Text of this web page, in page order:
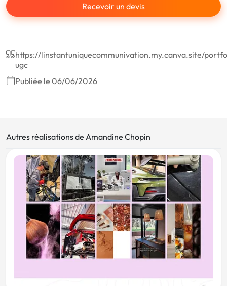
Recevoir un devis
https://linstantuniquecommunivation.my.canva.site/
ugc
Publiée le 06/06/2026
Autres réalisations de Amandine Chopin